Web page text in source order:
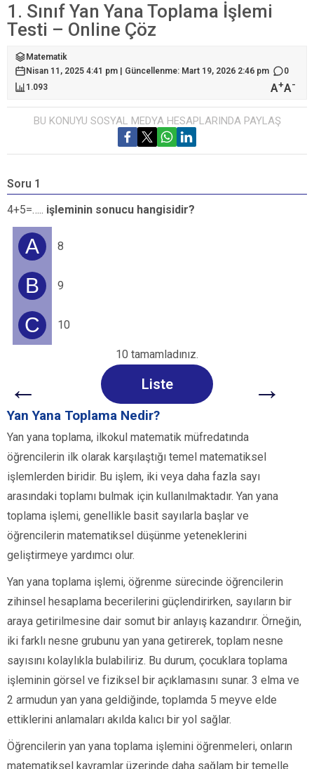
1. Sınıf Yan Yana Toplama İşlemi
Testi – Online Çöz
Matematik
Nisan 11, 2025 4:41 pm | Güncellenme: Mart 19, 2026 2:46 pm
0
1.093
A+A-
BU KONUYU SOSYAL MEDYA HESAPLARINDA PAYLAŞ
Soru 1
4+5=….. işleminin sonucu hangisidir?
A 8
B 9
C 10
10 tamamladınız.
← Liste →
Yan Yana Toplama Nedir?
Yan yana toplama, ilkokul matematik müfredatında
öğrencilerin ilk olarak karşılaştığı temel matematiksel
işlemlerden biridir. Bu işlem, iki veya daha fazla sayı
arasındaki toplamı bulmak için kullanılmaktadır. Yan yana
toplama işlemi, genellikle basit sayılarla başlar ve
öğrencilerin matematiksel düşünme yeteneklerini
geliştirmeye yardımcı olur.
Yan yana toplama işlemi, öğrenme sürecinde öğrencilerin
zihinsel hesaplama becerilerini güçlendirirken, sayıların bir
araya getirilmesine dair somut bir anlayış kazandırır. Örneğin,
iki farklı nesne grubunu yan yana getirerek, toplam nesne
sayısını kolaylıkla bulabiliriz. Bu durum, çocuklara toplama
işleminin görsel ve fiziksel bir açıklamasını sunar. 3 elma ve
2 armudun yan yana geldiğinde, toplamda 5 meyve elde
ettiklerini anlamaları akılda kalıcı bir yol sağlar.
Öğrencilerin yan yana toplama işlemini öğrenmeleri, onların
matematiksel kavramlar üzerinde daha sağlam bir temelle